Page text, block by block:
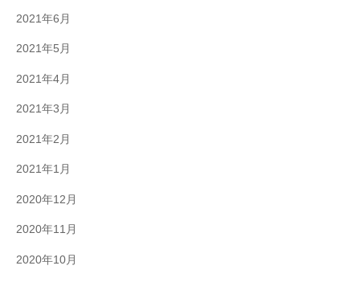
2021年6月
2021年5月
2021年4月
2021年3月
2021年2月
2021年1月
2020年12月
2020年11月
2020年10月